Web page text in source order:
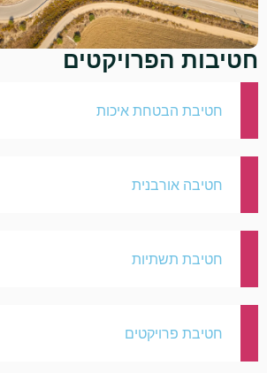
חטיבות הפרויקטים
חטיבת הבטחת איכות
חטיבה אורבנית
חטיבת תשתיות
חטיבת פרויקטים